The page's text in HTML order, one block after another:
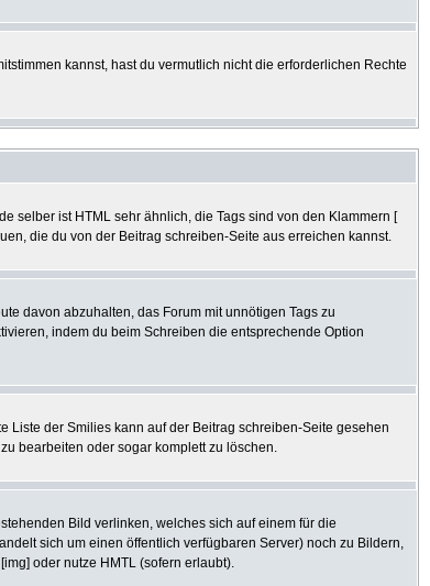
kannst, hast du vermutlich nicht die erforderlichen Rechte
selber ist HTML sehr ähnlich, die Tags sind von den Klammern [
die du von der Beitrag schreiben-Seite aus erreichen kannst.
davon abzuhalten, das Forum mit unnötigen Tags zu
indem du beim Schreiben die entsprechende Option
Liste der Smilies kann auf der Beitrag schreiben-Seite gesehen
bearbeiten oder sogar komplett zu löschen.
Bild verlinken, welches sich auf einem für die
sich um einen öffentlich verfügbaren Server) noch zu Bildern,
oder nutze HMTL (sofern erlaubt).